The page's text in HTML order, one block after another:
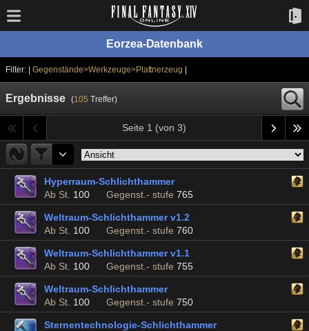
Eorzea-Datenbank
Filter: | Gegenstände>Werkzeuge>Plattnerzeug
Ergebnisse (105 Treffer)
Seite 1 (von 3)
Hyperraum-Schlichthammer
Ab St. 100 Gegenst.- stufe 765
Weltraum-Schlichthammer v1.2
Ab St. 100 Gegenst.- stufe 760
Weltraum-Schlichthammer v1.1
Ab St. 100 Gegenst.- stufe 755
Weltraum-Schlichthammer
Ab St. 100 Gegenst.- stufe 750
Sternentechnologie-Schlichthammer